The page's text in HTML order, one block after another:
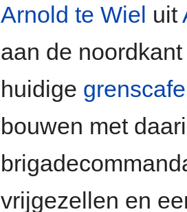
Arnold te Wiel uit
aan de
huidige
bouwen met
vrijgezellen en